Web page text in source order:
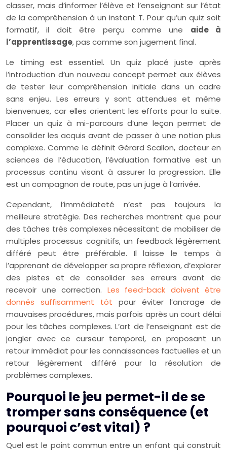
classer, mais d’informer l’élève et l’enseignant sur l’état
de la compréhension à un instant T. Pour qu’un quiz soit
formatif, il doit être perçu comme une aide à
l’apprentissage, pas comme son jugement final.
Le timing est essentiel. Un quiz placé juste après
l’introduction d’un nouveau concept permet aux élèves
de tester leur compréhension initiale dans un cadre
sans enjeu. Les erreurs y sont attendues et même
bienvenues, car elles orientent les efforts pour la suite.
Placer un quiz à mi-parcours d’une leçon permet de
consolider les acquis avant de passer à une notion plus
complexe. Comme le définit Gérard Scallon, docteur en
sciences de l’éducation, l’évaluation formative est un
processus continu visant à assurer la progression. Elle
est un compagnon de route, pas un juge à l’arrivée.
Cependant, l’immédiateté n’est pas toujours la
meilleure stratégie. Des recherches montrent que pour
des tâches très complexes nécessitant de mobiliser de
multiples processus cognitifs, un feedback légèrement
différé peut être préférable. Il laisse le temps à
l’apprenant de développer sa propre réflexion, d’explorer
des pistes et de consolider ses erreurs avant de
recevoir une correction. Les feed-back doivent être
donnés suffisamment tôt pour éviter l’ancrage de
mauvaises procédures, mais parfois après un court délai
pour les tâches complexes. L’art de l’enseignant est de
jongler avec ce curseur temporel, en proposant un
retour immédiat pour les connaissances factuelles et un
retour légèrement différé pour la résolution de
problèmes complexes.
Pourquoi le jeu permet-il de se
tromper sans conséquence (et
pourquoi c’est vital) ?
Quel est le point commun entre un enfant qui construit